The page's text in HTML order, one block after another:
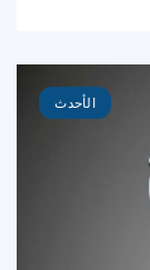
الأحدث